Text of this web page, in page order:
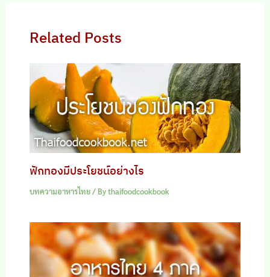
Related Posts
ฟักทองมีประโยชน์อย่างไร
บทความอาหารไทย/ Bythaifoodcookbook